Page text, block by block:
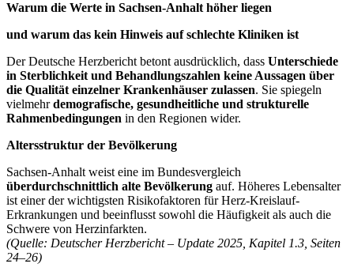
Warum die Werte in Sachsen-Anhalt höher liegen
und warum das kein Hinweis auf schlechte Kliniken ist
Der Deutsche Herzbericht betont ausdrücklich, dass Unterschiede
in Sterblichkeit und Behandlungszahlen keine Aussagen über
die Qualität einzelner Krankenhäuser zulassen. Sie spiegeln
vielmehrdemografische, gesundheitliche und strukturelle
Rahmenbedingungen in den Regionen wider.
Altersstruktur der Bevölkerung
Sachsen-Anhalt weist eine im Bundesvergleich
überdurchschnittlich alte Bevölkerung auf. Höheres Lebensalter
ist einer der wichtigsten Risikofaktoren für Herz-Kreislauf-
Erkrankungen und beeinflusst sowohl die Häufigkeit als auch die
Schwere von Herzinfarkten.
(Quelle: Deutscher Herzbericht – Update 2025, Kapitel 1.3, Seiten
24–26)